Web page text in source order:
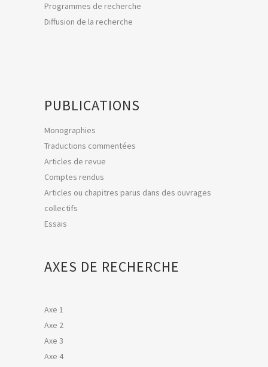
Programmes de recherche
Diffusion de la recherche
PUBLICATIONS
Monographies
Traductions commentées
Articles de revue
Comptes rendus
Articles ou chapitres parus dans des ouvrages
collectifs
Essais
AXES DE RECHERCHE
Axe 1
Axe 2
Axe 3
Axe 4